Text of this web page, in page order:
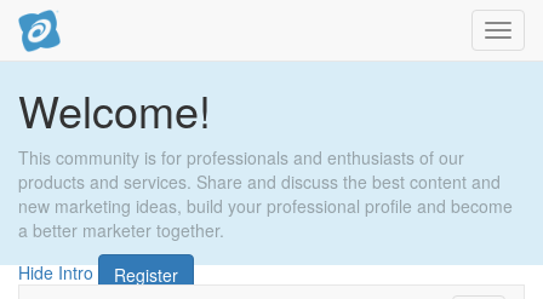
Welcome!
This community is for professionals and enthusiasts of our
products and services. Share and discuss the best content and
new marketing ideas, build your professional profile and become
a better marketer together.
Hide Intro
Register